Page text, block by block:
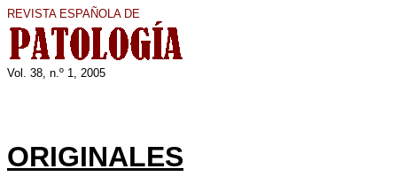
REVISTA ESPAÑOLA DE
Vol. 38, n.º 1, 2005
ORIGINALES